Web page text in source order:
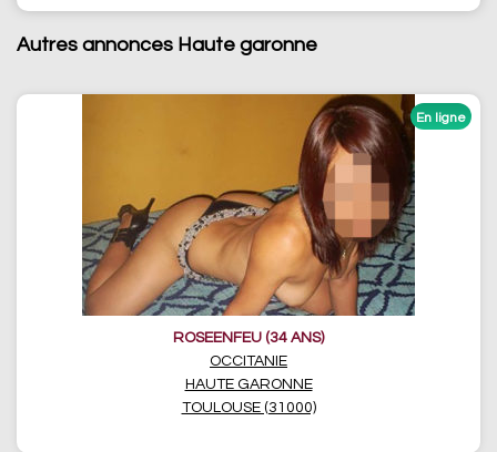
Autres annonces Haute garonne
ROSEENFEU (34 ANS)
OCCITANIE
HAUTE GARONNE
TOULOUSE (31000)